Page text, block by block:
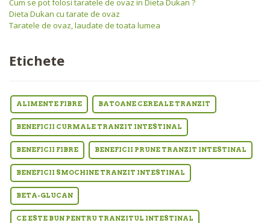
Dieta Dukan cu tarate de ovaz
Taratele de ovaz, laudate de toata lumea
Etichete
ALIMENTE FIBRE BATOANE CEREALE TRANZIT
BENEFICII CURMALE TRANZIT INTESTINAL
BENEFICII FIBRE BENEFICII PRUNE TRANZIT INTESTINAL
BENEFICII SMOCHINE TRANZIT INTESTINAL
BETA-GLUCAN
CE ESTE BUN PENTRU TRANZITUL INTESTINAL